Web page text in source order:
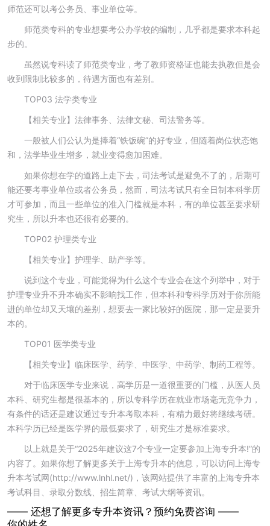
师范还可以考公务员、事业单位等。
师范类专科的专业想要考公办学校的编制，几乎都是要求本科起
步的。
虽然说专科读了师范类专业，考了教师资格证也能去执教但是会
收到限制比较多的，待遇方面也有差别。
TOP03 法学类专业
【相关专业】法律事务、法律文秘、司法警务等。
一般被人们公认为是捧着“铁饭碗”的好专业，但随着岗位状态饱
和，法学毕业生增多，就业变得愈加困难。
如果你想在学的道路上走下去，司法考试是避免不了的，后期可
能还要考事业单位或者公务员，然而，司法考试只有全日制本科学历
才可参加，而且一些单位的准入门槛就是本科，有的单位甚至要求研
究生，所以升本也还很有必要的。
TOP02 护理类专业
【相关专业】护理学、助产学等。
说到这个专业，可能觉得为什么这个专业会在这个列举中，对于
护理专业升不升本确实不影响找工作，但本科和专科学历对于你所能
进的单位却又天壤的差别，想要去一家比较好的医院，那一定是要升
本的。
TOP01 医学类专业
【相关专业】临床医学、药学、中医学、中药学、制药工程等。
对于临床医学专业来说，高学历是一道很重要的门槛，从医人员
本科、研究生都是很基本的，所以专科学历在就业市场毫无竞争力，
有条件的话还是建议通过专升本考取本科，有精力最好将继续考研。
本科学历已经是医学界的最低要求了，研究生才是标准要求。
以上就是关于“2025年建议这7个专业一定要参加上海专升本!”的
内容了。如果你想了解更多关于上海专升本的信息，可以访问上海专
升本考试网(http://www.lnhl.net/)，该网站提供了丰富的上海专升本
考试科目、录取分数线、招生简章、考试大纲等资讯。
—— 还想了解更多专升本资讯？ 预约免费咨询 ——